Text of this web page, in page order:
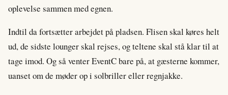
oplevelse sammen med egnen.
Indtil da fortsætter arbejdet på pladsen. Flisen skal køres helt
ud, de sidste lounger skal rejses, og teltene skal stå klar til at
tage imod. Og så venter EventC bare på, at gæsterne kommer,
uanset om de møder op i solbriller eller regnjakke.